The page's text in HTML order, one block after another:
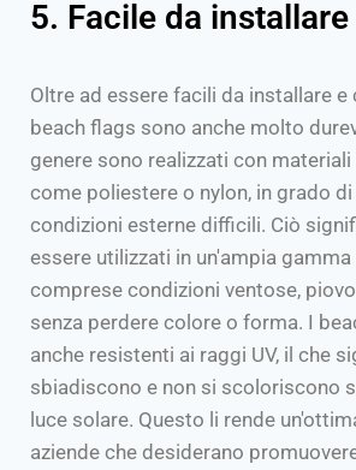
5. Facile da installare
Oltre ad essere facili da installare e
beach flags sono anche molto
genere sono realizzati con
come poliestere o nylon, in grado
condizioni esterne difficili. Ciò
essere utilizzati in un'ampia
comprese condizioni ventose,
senza perdere colore o forma. I
anche resistenti ai raggi UV, il che
sbiadiscono e non si scoloriscono
luce solare. Questo li rende
aziende che desiderano